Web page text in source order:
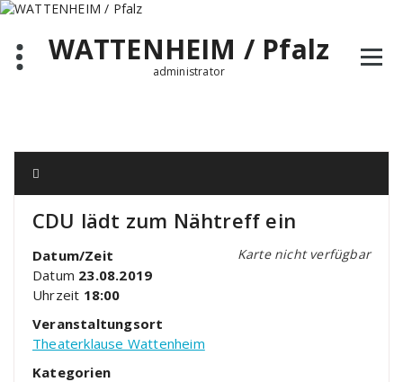
Zum
springenWATTENHEIM / Pfalz
administrator
CDU lädt zum Nähtreff ein
Karte nicht verfügbar
Datum/Zeit
Datum 23.08.2019
Uhrzeit 18:00
Veranstaltungsort
Theaterklause Wattenheim
Kategorien